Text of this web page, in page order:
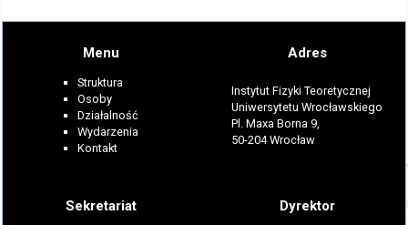
Menu
Struktura
Osoby
Działalność
Wydarzenia
Kontakt
Adres
Instytut Fizyki Teoretycznej
Uniwersytetu Wrocławskiego
Pl. Maxa Borna 9,
50-204 Wrocław
Sekretariat Dyrektor